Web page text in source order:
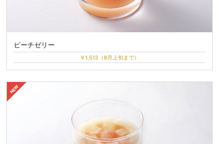
ピーチゼリー
￥1,512（8月上旬まで）